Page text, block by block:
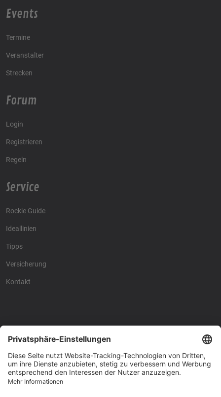
Events
Termine
Veranstalter
Strecken
Forum
Login
Registrieren
Regeln
Service
Rockie Guide
Ideallinien
Tipps
Versicherung
Kontakt
Racing4fun - Alles über
Racing4fun - Alles über